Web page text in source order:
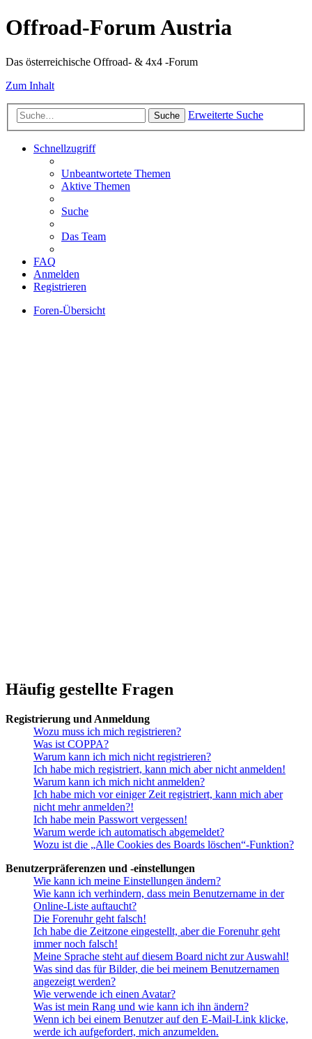
Offroad-Forum Austria
Das österreichische Offroad- & 4x4 -Forum
Zum Inhalt
Suche Erweiterte Suche
Schnellzugriff
Unbeantwortete Themen
Aktive Themen
Suche
Das Team
FAQ
Anmelden
Registrieren
Foren-Übersicht
Häufig gestellte Fragen
Registrierung und Anmeldung
Wozu muss ich mich registrieren?
Was ist COPPA?
Warum kann ich mich nicht registrieren?
Ich habe mich registriert, kann mich aber nicht anmelden!
Warum kann ich mich nicht anmelden?
Ich habe mich vor einiger Zeit registriert, kann mich aber
nicht mehr anmelden?!
Ich habe mein Passwort vergessen!
Warum werde ich automatisch abgemeldet?
Wozu ist die „Alle Cookies des Boards löschen“-Funktion?
Benutzerpräferenzen und -einstellungen
Wie kann ich meine Einstellungen ändern?
Wie kann ich verhindern, dass mein Benutzername in der
Online-Liste auftaucht?
Die Forenuhr geht falsch!
Ich habe die Zeitzone eingestellt, aber die Forenuhr geht
immer noch falsch!
Meine Sprache steht auf diesem Board nicht zur Auswahl!
Was sind das für Bilder, die bei meinem Benutzernamen
angezeigt werden?
Wie verwende ich einen Avatar?
Was ist mein Rang und wie kann ich ihn ändern?
Wenn ich bei einem Benutzer auf den E-Mail-Link klicke,
werde ich aufgefordert, mich anzumelden.